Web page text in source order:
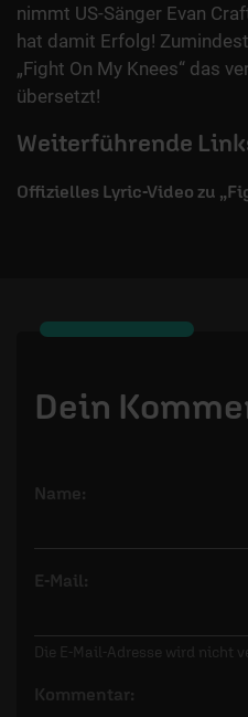
nimmt US-Sänger Evan
hat damit Erfolg!
„Fight On My Knees“ das
übersetzt!
Weiterführende
Offizielles Lyric-Video zu
Dein
Name:
E-Mail:
Die E-Mail-Adresse wird nicht
Kommentar: